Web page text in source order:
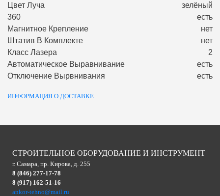
Цвет Луча
зелёный
360
есть
Магнитное Крепление
нет
Штатив В Комплекте
нет
Класс Лазера
2
Автоматическое Выравнивание
есть
Отключение Вырвнивания
есть
ИНФОРМАЦИЯ О ДОСТАВКЕ
СТРОИТЕЛЬНОЕ ОБОРУДОВАНИЕ И ИНСТРУМЕНТ
г. Самара, пр. Кирова, д. 255
8 (846) 277-17-78
8 (917) 162-51-16
ankor-tehno@mail.ru